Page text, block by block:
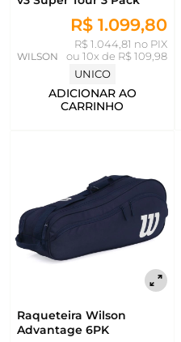
R$ 1.099,80
R$ 1.044,81 no PIX
ou 10x de R$ 109,98
WILSON
UNICO
ADICIONAR AO
CARRINHO
Raqueteira Wilson
Advantage 6PK